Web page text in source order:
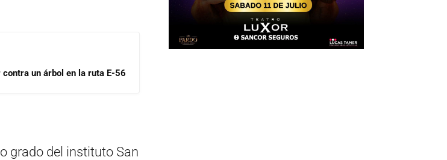
un árbol en la ruta E-56
grado del instituto San